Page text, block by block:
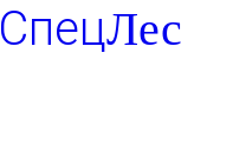
СпецЛес